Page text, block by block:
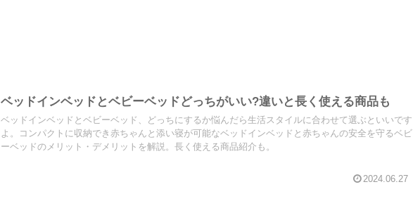
ベッドインベッドとベビーベッドどっちがいい?違いと長く使える商品も
ベッドインベッドとベビーベッド、どっちにするか悩んだら生活スタイルに合わせて選ぶといいです
よ。コンパクトに収納でき赤ちゃんと添い寝が可能なベッドインベッドと赤ちゃんの安全を守るベビ
ーベッドのメリット・デメリットを解説。長く使える商品紹介も。
2024.06.27